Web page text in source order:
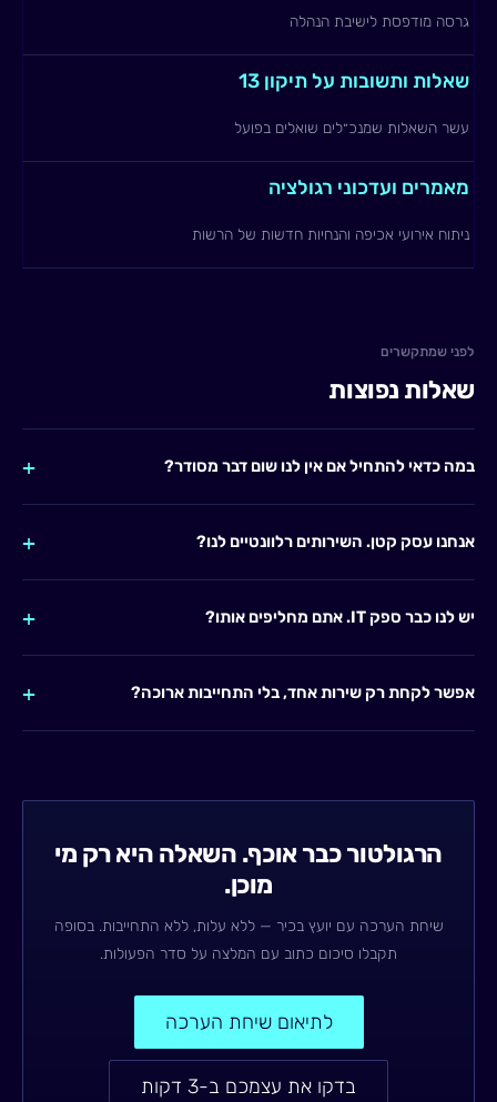
גרסה מודפסת לישיבת הנהלה
שאלות ותשובות על תיקון 13
עשר השאלות שמנכ״לים שואלים בפועל
מאמרים ועדכוני רגולציה
ניתוח אירועי אכיפה והנחיות חדשות של הרשות
לפני שמתקשרים
שאלות נפוצות
במה כדאי להתחיל אם אין לנו שום דבר מסודר?
אנחנו עסק קטן. השירותים רלוונטיים לנו?
יש לנו כבר ספק IT. אתם מחליפים אותו?
אפשר לקחת רק שירות אחד, בלי התחייבות ארוכה?
הרגולטור כבר אוכף. השאלה היא רק מי
מוכן.
שיחת הערכה עם יועץ בכיר — ללא עלות, ללא התחייבות. בסופה
תקבלו סיכום כתוב עם המלצה על סדר הפעולות.
לתיאום שיחת הערכה
בדקו את עצמכם ב-3 דקות